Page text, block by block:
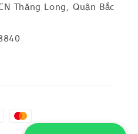
Thăng Long, Quận Bắc